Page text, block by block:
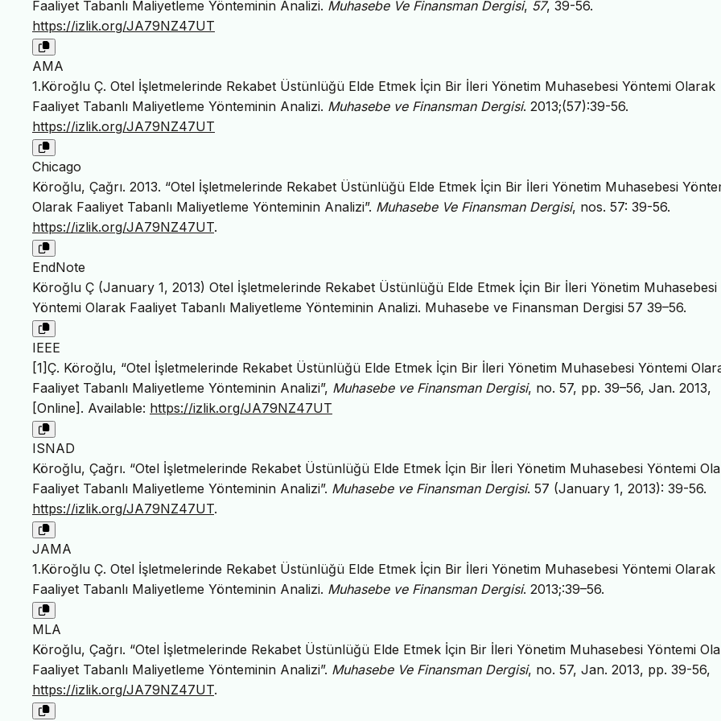
Faaliyet Tabanlı Maliyetleme Yönteminin Analizi. Muhasebe Ve Finansman Dergisi, 57, 39-56.
https://izlik.org/JA79NZ47UT
AMA
1.Köroğlu Ç. Otel İşletmelerinde Rekabet Üstünlüğü Elde Etmek İçin Bir İleri Yönetim Muhasebesi Yöntemi Olarak
Faaliyet Tabanlı Maliyetleme Yönteminin Analizi. Muhasebe ve Finansman Dergisi. 2013;(57):39-56.
https://izlik.org/JA79NZ47UT
Chicago
Köroğlu, Çağrı. 2013. “Otel İşletmelerinde Rekabet Üstünlüğü Elde Etmek İçin Bir İleri Yönetim Muhasebesi
Olarak Faaliyet Tabanlı Maliyetleme Yönteminin Analizi”. Muhasebe Ve Finansman Dergisi, nos. 57: 39-56.
https://izlik.org/JA79NZ47UT.
EndNote
Köroğlu Ç (January 1, 2013) Otel İşletmelerinde Rekabet Üstünlüğü Elde Etmek İçin Bir İleri Yönetim Muhasebesi
Yöntemi Olarak Faaliyet Tabanlı Maliyetleme Yönteminin Analizi. Muhasebe ve Finansman Dergisi 57 39–56.
IEEE
[1]Ç. Köroğlu, “Otel İşletmelerinde Rekabet Üstünlüğü Elde Etmek İçin Bir İleri Yönetim Muhasebesi Yöntemi
Faaliyet Tabanlı Maliyetleme Yönteminin Analizi”, Muhasebe ve Finansman Dergisi, no. 57, pp. 39–56, Jan. 2013,
[Online]. Available: https://izlik.org/JA79NZ47UT
ISNAD
Köroğlu, Çağrı. “Otel İşletmelerinde Rekabet Üstünlüğü Elde Etmek İçin Bir İleri Yönetim Muhasebesi Yöntemi
Faaliyet Tabanlı Maliyetleme Yönteminin Analizi”. Muhasebe ve Finansman Dergisi. 57 (January 1, 2013): 39-56.
https://izlik.org/JA79NZ47UT.
JAMA
1.Köroğlu Ç. Otel İşletmelerinde Rekabet Üstünlüğü Elde Etmek İçin Bir İleri Yönetim Muhasebesi Yöntemi Olarak
Faaliyet Tabanlı Maliyetleme Yönteminin Analizi. Muhasebe ve Finansman Dergisi. 2013;:39–56.
MLA
Köroğlu, Çağrı. “Otel İşletmelerinde Rekabet Üstünlüğü Elde Etmek İçin Bir İleri Yönetim Muhasebesi Yöntemi
Faaliyet Tabanlı Maliyetleme Yönteminin Analizi”. Muhasebe Ve Finansman Dergisi, no. 57, Jan. 2013, pp. 39-56,
https://izlik.org/JA79NZ47UT.